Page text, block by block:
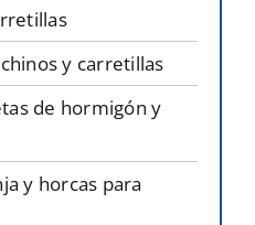
y carretillas